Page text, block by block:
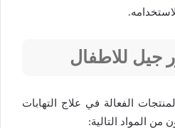
جيل للاطفال
الفعالة في علاج التهابات
من المواد التالية: